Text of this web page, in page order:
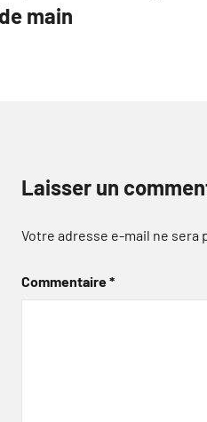
main
Laisser un
Votre adresse e-mail ne sera
Commentaire*